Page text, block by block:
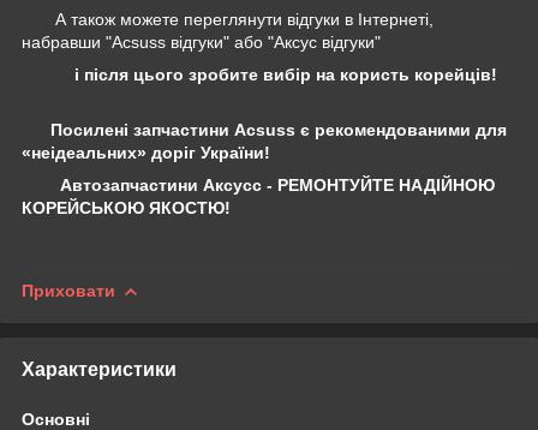
А також можете переглянути відгуки в Інтернеті,
набравши "Acsuss відгуки" або "Аксус відгуки"
і після цього зробите вибір на користь корейців!
Посилені запчастини Acsuss є рекомендованими для
«неідеальних» доріг України!
Автозапчастини Аксусс - РЕМОНТУЙТЕ НАДІЙНОЮ
КОРЕЙСЬКОЮ ЯКОСТЮ!
Приховати
Характеристики
Основні